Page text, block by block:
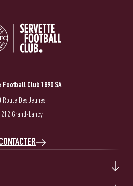
Football Club 1890 SA
Route Des Jeunes
Grand-Lancy